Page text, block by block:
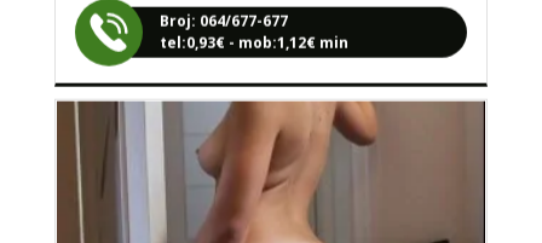
tel:0,93€ - mob:1,12€ min